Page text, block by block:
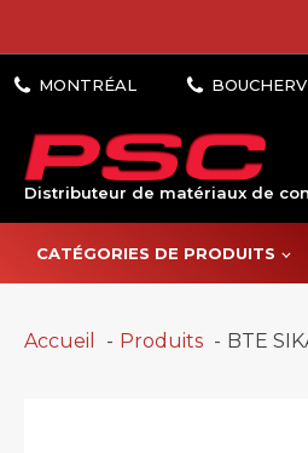
Distributeur de matériaux de
CATÉGORIES DE PRODUITS
Accueil Produits BTE